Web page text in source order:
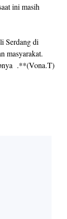
ini masih
Serdang di
masyarakat.
.**(Vona.T)